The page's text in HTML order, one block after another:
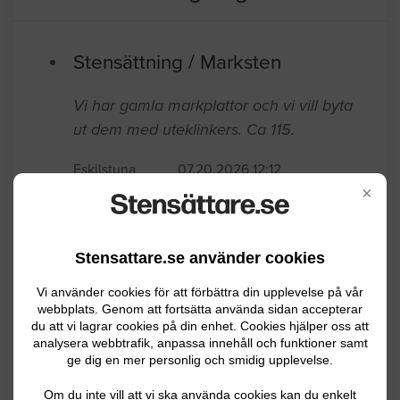
×
Stensattare.se använder cookies
Vi använder cookies för att förbättra din upplevelse på vår
webbplats. Genom att fortsätta använda sidan accepterar
du att vi lagrar cookies på din enhet. Cookies hjälper oss att
analysera webbtrafik, anpassa innehåll och funktioner samt
ge dig en mer personlig och smidig upplevelse.
Om du inte vill att vi ska använda cookies kan du enkelt
Stensättning / Marksten
Vi har gamla markplattor och vi vill byta
ut dem med uteklinkers. Ca 115.
Eskilstuna 07.20.2026 12:12
Stensättning / Marksten
Hej, Vi vill lägga marksten på ca 150m2
gamalt och skadade asfalt. Marken
behövs att förberedas. Hur mycket
preliminärt ska det kosta?
Eskilstuna 03.25.2026 20:03